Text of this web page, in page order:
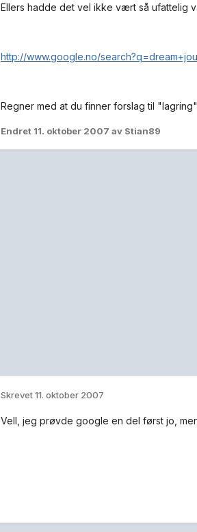
Ellers hadde det vel ikke vært så ufattelig
http://www.google.no/
Regner med at du finner forslag til
Endret 11. oktober 2007 av Stian89
Skrevet11. oktober 2007
Vell, jeg prøvde google en del først jo,